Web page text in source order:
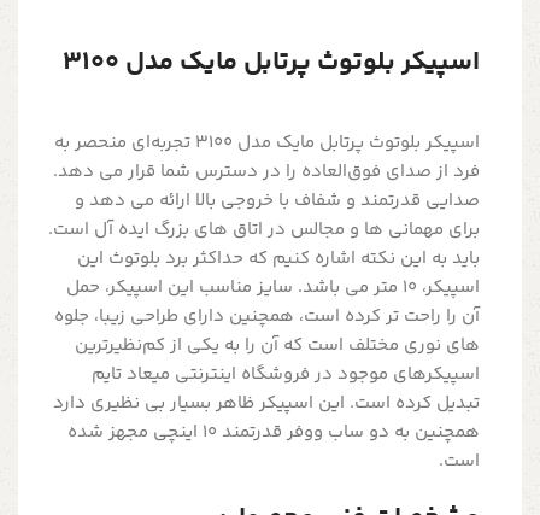
اسپیکر بلوتوث پرتابل مایک مدل 3100
اسپیکر بلوتوث پرتابل مایک مدل 3100 تجربه‌ای منحصر به
فرد از صدای فوق‌العاده را در دسترس شما قرار می دهد.
صدایی قدرتمند و شفاف با خروجی بالا ارائه می دهد و
برای مهمانی ها و مجالس در اتاق های بزرگ ایده آل است.
باید به این نکته اشاره کنیم که حداکثر برد بلوتوث این
اسپیکر، 10 متر می باشد. سایز مناسب این اسپیکر، حمل
آن را راحت تر کرده است، همچنین دارای طراحی زیبا، جلوه
های نوری مختلف است که آن را به یکی از کم‌نظیرترین
اسپیکرهای موجود در فروشگاه اینترنتی میعاد تایم
تبدیل کرده است. این اسپیکر ظاهر بسیار بی نظیری دارد
همچنین به دو ساب ووفر قدرتمند 10 اینچی مجهز شده
است.